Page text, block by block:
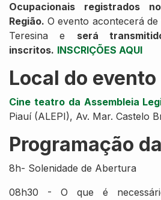
Ocupacionais registrados
Região. O evento acontecerá de
Teresina e será
inscritos. INSCRIÇÕES AQUI
Local do evento
Cine teatro da Assembleia
Piauí (ALEPI), Av. Mar. Castelo
Programação
8h- Solenidade de Abertura
08h30 - O que é